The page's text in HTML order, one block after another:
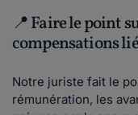
📍 Faire le point
compensations
Notre juriste fait le
rémunération, les